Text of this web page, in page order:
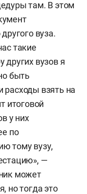
там. В этом
вуза.
такие
других вузов я
быть
взять на
итоговой
у них
по
тому вузу,
—
может
но тогда это